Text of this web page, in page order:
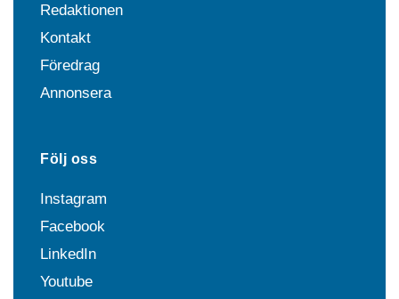
Redaktionen
Kontakt
Föredrag
Annonsera
Följ oss
Instagram
Facebook
LinkedIn
Youtube